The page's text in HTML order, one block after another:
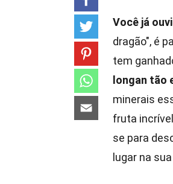
Você já
dragão", é
tem
longan tão
minerais
fruta
se para
lugar na